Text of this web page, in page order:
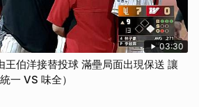
03:30
王伯洋接替投球 滿壘局面出現保送 讓
一 VS 味全）